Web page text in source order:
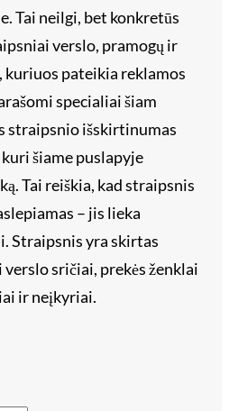
Tai neilgi, bet konkretūs
verslo, pramogų ir
pateikia reklamos
specialiai šiam
straipsnio išskirtinumas
šiame puslapyje
Tai reiškia, kad straipsnis
– jis lieka
Straipsnis yra skirtas
sričiai, prekės ženklai
ir neįkyriai.